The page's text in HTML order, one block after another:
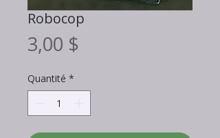
Robocop
3,00 $
Quantité *